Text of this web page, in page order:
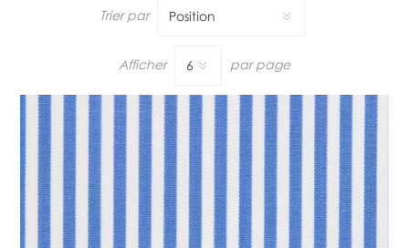
Trier par
Afficher par page